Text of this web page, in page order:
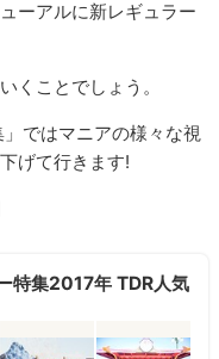
ーアルに新レギュラー
くことでしょう。
ではマニアの様々な視
げて行きます!
特集2017年 TDR人気